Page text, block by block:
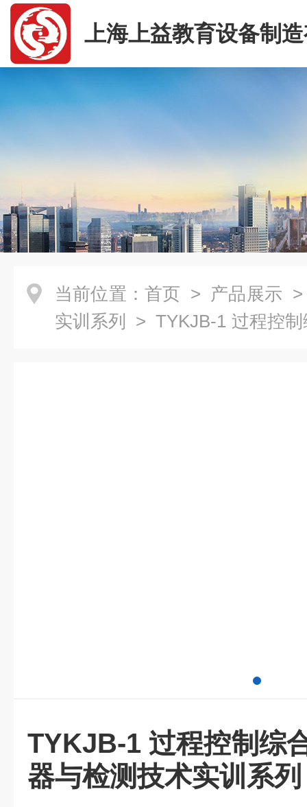
上海上益教育设备制
司
当前位置： 首页 > 产品展示
实训系列
> TYKJB-1 过程控
TYKJB-1 过程控制综
器与检测技术实训系列